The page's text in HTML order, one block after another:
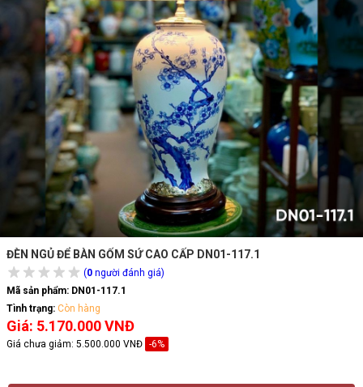
ĐÈN NGỦ ĐỂ BÀN GỐM SỨ CAO CẤP DN01-117.1
(0 người đánh giá)
Mã sản phẩm: DN01-117.1
Tình trạng: Còn hàng
Giá: 5.170.000 VNĐ
Giá chưa giảm: 5.500.000 VNĐ -6%